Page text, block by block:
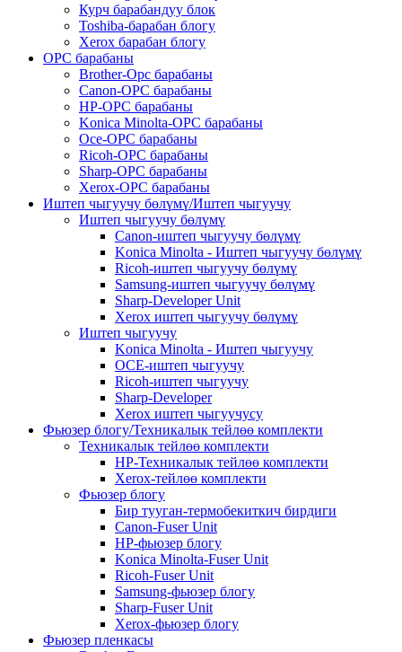
Курч барабандуу блок
Toshiba-барабан блогу
Xerox барабан блогу
OPC барабаны
Brother-Opc барабаны
Canon-OPC барабаны
HP-OPC барабаны
Konica Minolta-OPC барабаны
Oce-OPC барабаны
Ricoh-OPC барабаны
Sharp-OPC барабаны
Xerox-OPC барабаны
Иштеп чыгуучу бөлүмү/Иштеп чыгуучу
Иштеп чыгуучу бөлүмү
Canon-иштеп чыгуучу бөлүмү
Konica Minolta - Иштеп чыгуучу бөлүмү
Ricoh-иштеп чыгуучу бөлүмү
Samsung-иштеп чыгуучу бөлүмү
Sharp-Developer Unit
Xerox иштеп чыгуучу бөлүмү
Иштеп чыгуучу
Konica Minolta - Иштеп чыгуучу
OCE-иштеп чыгуучу
Ricoh-иштеп чыгуучу
Sharp-Developer
Xerox иштеп чыгуучусу
Фьюзер блогу/Техникалык тейлөө комплекти
Техникалык тейлөө комплекти
HP-Техникалык тейлөө комплекти
Xerox-тейлөө комплекти
Фьюзер блогу
Бир тууган-термобекиткич бирдиги
Canon-Fuser Unit
HP-фьюзер блогу
Konica Minolta-Fuser Unit
Ricoh-Fuser Unit
Samsung-фьюзер блогу
Sharp-Fuser Unit
Xerox-фьюзер блогу
Фьюзер пленкасы